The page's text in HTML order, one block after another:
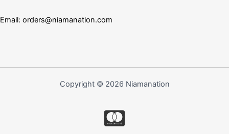
Email: orders@niamanation.com
Copyright © 2026 Niamanation